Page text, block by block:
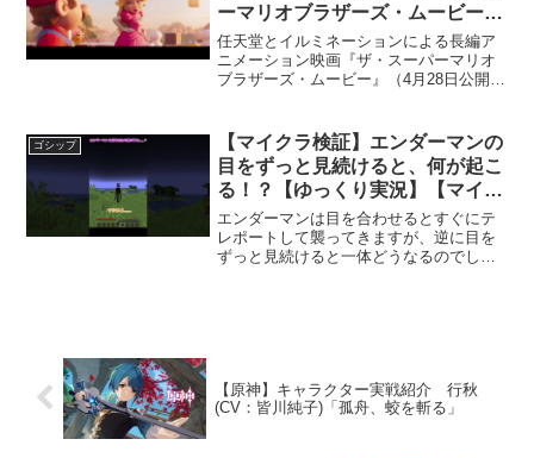
ーマリオブラザーズ・ムービー』
本編映像【2023年4月28日公開】
任天堂とイルミネーションによる長編ア
ニメーション映画『ザ・スーパーマリオ
ブラザーズ・ムービー』（4月28日公開）
替声優は、マリオに宮野真守、ピーチ姫
に志田有彩、ルイージ...
ゴシップ
【マイクラ検証】エンダーマンの
目をずっと見続けると、何が起こ
る！？【ゆっくり実況】【マイン
クラフト】【小ネタ】#Shorts
エンダーマンは目を合わせるとすぐにテ
レポートして襲ってきますが、逆に目を
ずっと見続けると一体どうなるのでしょ
【原神】キャラクター実戦紹介 行秋
(CV：皆川純子)「孤舟、蛟を斬る」